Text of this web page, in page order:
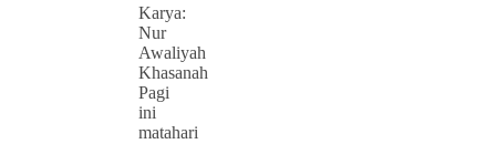
Karya:
Nur
Awaliyah
Khasanah
Pagi
ini
matahari